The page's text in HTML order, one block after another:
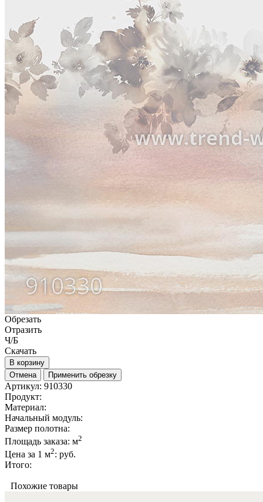
Обрезать
Отразить
Ч/Б
Скачать
В корзину
Отмена
Применить обрезку
Артикул: 910330
Продукт:
Материал:
Начальный модуль:
Размер полотна:
Площадь заказа: м2
Цена за 1 м2: руб.
Итого:
Похожие товары